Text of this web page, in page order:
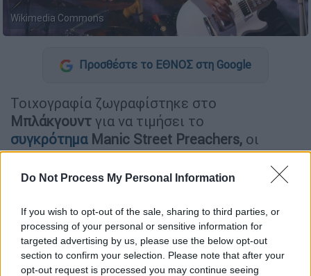
Do Not Process My Personal Information
If you wish to opt-out of the sale, sharing to third parties, or
processing of your personal or sensitive information for
targeted advertising by us, please use the below opt-out
section to confirm your selection. Please note that after your
opt-out request is processed you may continue seeing
Wikimedia Commons
Προσθέστε το ΕΘΝΟΣ στη Google
Τοιχογραφία ζωγραφίστηκε στο
Μπλάκγουντ για να τιμήσει το
συγκρότημα Manic Street Preachers, οι
οποίοι απεικονίζονται όπως ήταν το 1991.
Ο καλλιτέχνης γκράφιτι Πολ Σέφερντ από το
Καρφίλι συμμετέχει στο πρότζεκτ
Valley
Street Art στο πλαίσιο του οποίου κάτοικοι
δωρίζουν τους τοίχους τους για να
δημιουργηθούν έργα τέχνης.